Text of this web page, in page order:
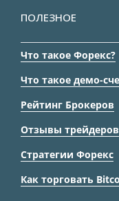
ПОЛЕЗНОЕ
Что такое Форекс?
Что такое демо-
Рейтинг Брокеров
Отзывы трейдеров
Стратегии Форекс
Как торговать